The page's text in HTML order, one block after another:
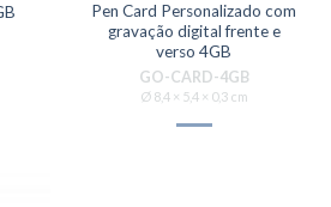
Pen Card Personalizado com
gravação digital frente e
verso 4GB
GO-CARD-4GB
Ø 8,4 × 5,4 × 0,3 cm